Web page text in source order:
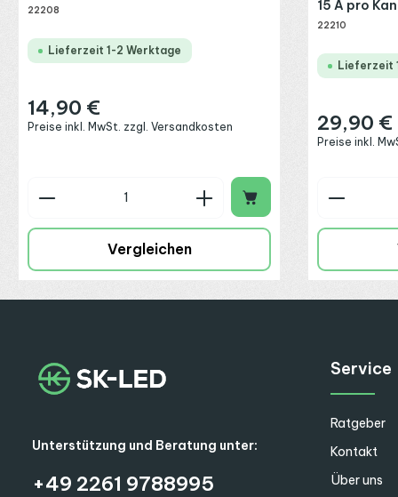
22208
Lieferzeit 1-2 Werktage
Regulärer Preis:
14,90 €
Preise inkl. MwSt. zzgl. Versandkosten
Produkt Anzahl: Gib den
Vergleichen
15 A pro
22210
Lieferzeit
Regulärer Preis:
29,90 €
Preise inkl.
Unterstützung und Beratung unter:
+49 2261 9788995
Service
Ratgeber
Kontakt
Über uns